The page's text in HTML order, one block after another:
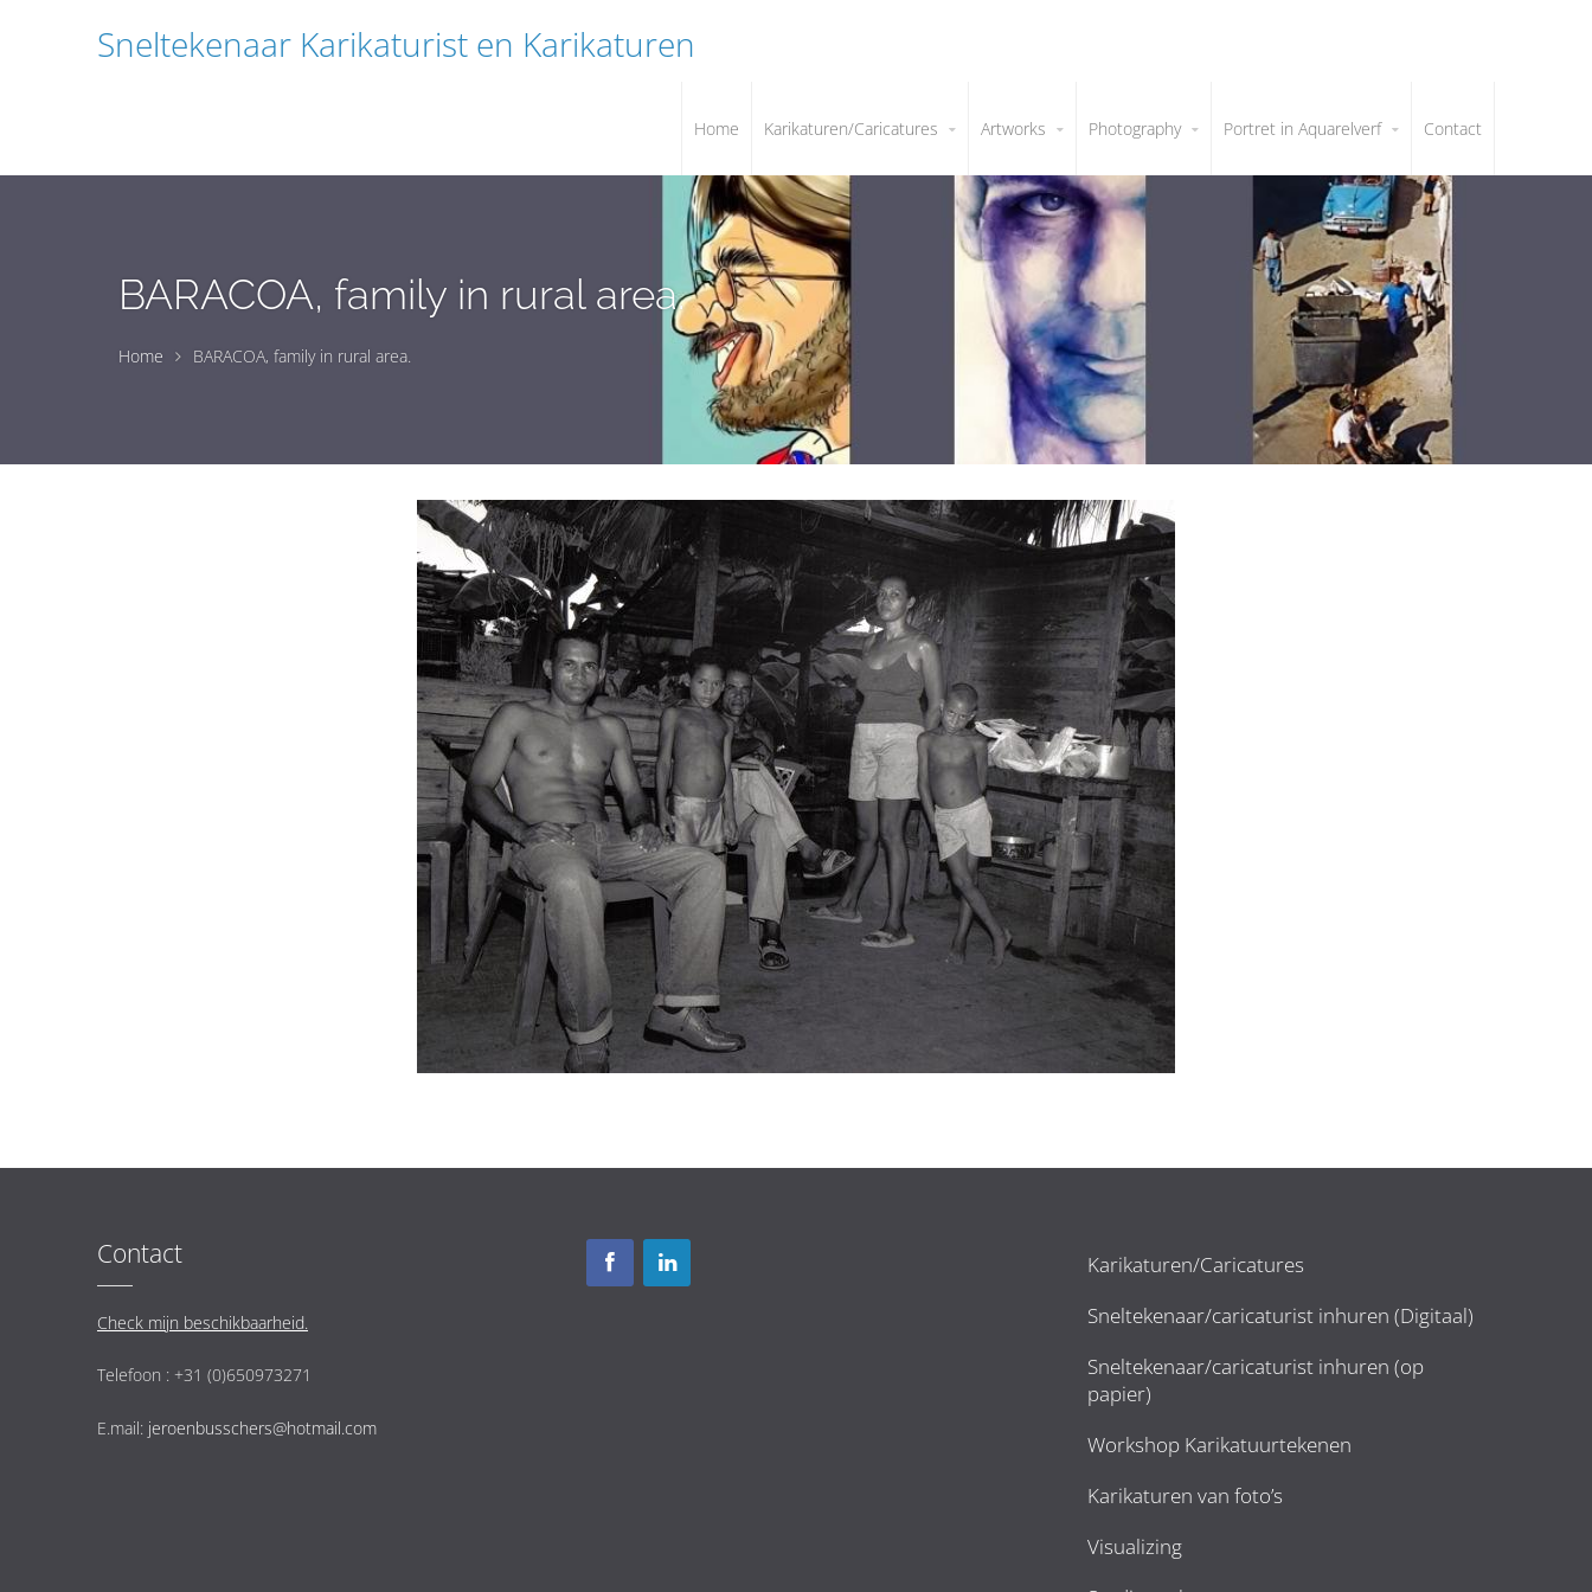
Sneltekenaar Karikaturist en Karikaturen
Home Karikaturen/Caricatures Artworks Photography Portret in Aquarelverf Contact
BARACOA, family in rural area.
Home BARACOA, family in rural area.
Contact
Check mijn beschikbaarheid.
Telefoon : +31 (0)650973271
E.mail: jeroenbusschers@hotmail.com
Karikaturen/Caricatures
Sneltekenaar/caricaturist inhuren (Digitaal)
Sneltekenaar/caricaturist inhuren (op
papier)
Workshop Karikatuurtekenen
Karikaturen van foto’s
Visualizing